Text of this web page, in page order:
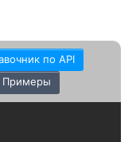
по API
Примеры